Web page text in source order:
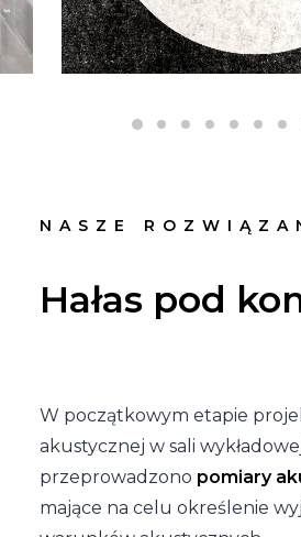
NASZE
Hałas pod
W początkowym etapie
akustycznej w sali
przeprowadzono pomiary
mające na celu określenie